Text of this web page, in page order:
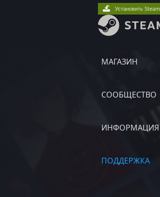
МАГАЗИН
СООБЩЕСТВО
ИНФОРМАЦИЯ
ПОДДЕРЖКА
Установить Steam